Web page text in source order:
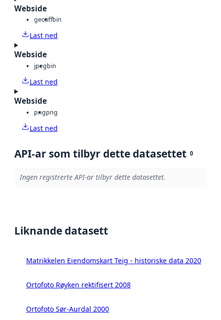
Webside
geotiffbin
Last ned
Webside
jpegbin
Last ned
Webside
pngpng
Last ned
API-ar som tilbyr dette datasettet 0
Ingen registrerte API-ar tilbyr dette datasettet.
Liknande datasett
Matrikkelen Eiendomskart Teig - historiske data 2020
Ortofoto Røyken rektifisert 2008
Ortofoto Sør-Aurdal 2000